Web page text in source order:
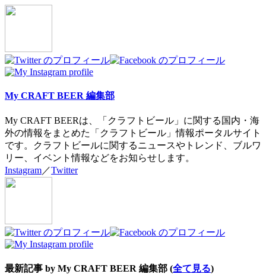
tabs
change
My CRAFT BEER 編集部
My CRAFT BEERは、「クラフトビール」に関する国内・海
外の情報をまとめた「クラフトビール」情報ポータルサイト
です。クラフトビールに関するニュースやトレンド、ブルワ
リー、イベント情報などをお知らせします。
Instagram／Twitter
最新記事 by My CRAFT BEER 編集部 (全て見る)